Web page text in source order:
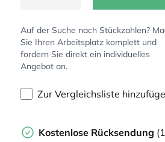
Auf der Suche nach Stückzahlen?
Sie Ihren Arbeitsplatz komplett und
fordern Sie direkt ein individuelles
Angebot an.
Zur Vergleichsliste
Kostenlose Rücksendung